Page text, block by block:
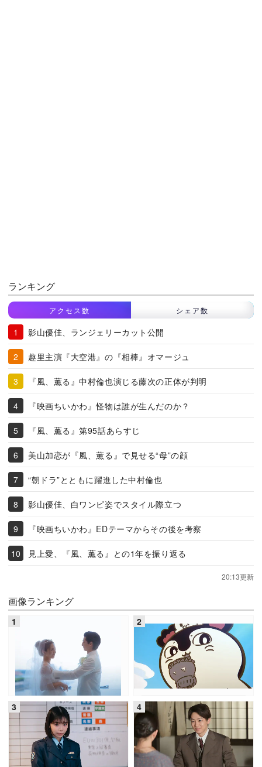
ランキング
アクセス数 シェア数
影山優佳、ランジェリーカット公開
趣里主演『大空港』の『相棒』オマージュ
『風、薫る』中村倫也演じる藤次の正体が判明
『映画ちいかわ』怪物は誰が生んだのか？
『風、薫る』第95話あらすじ
美山加恋が『風、薫る』で見せる“母”の顔
“朝ドラ”とともに躍進した中村倫也
影山優佳、白ワンピ姿でスタイル際立つ
『映画ちいかわ』EDテーマからその後を考察
見上愛、『風、薫る』との1年を振り返る
20:13更新
画像ランキング